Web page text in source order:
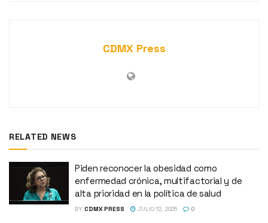
CDMX Press
RELATED NEWS
Piden reconocer la obesidad como
enfermedad crónica, multifactorial y de
alta prioridad en la política de salud
BY CDMX PRESS JULIO 12, 2025 0